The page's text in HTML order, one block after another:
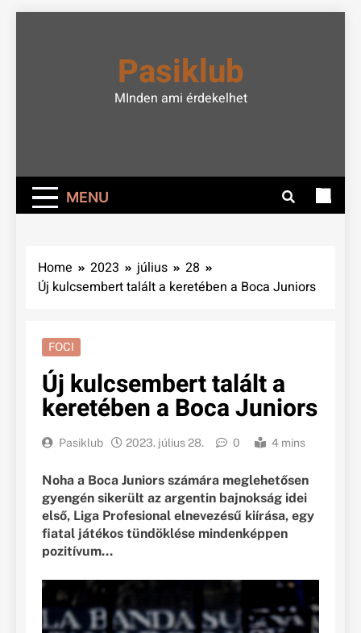
Pasiklub
MInden ami érdekelhet
MENU
Home 2023 július
28
Új kulcsembert talált a keretében a Boca Juniors
FOCI
Új kulcsembert talált a
keretében a Boca Juniors
Pasiklub 2023. július 28. 0 4 mins
Noha a Boca Juniors számára meglehetősen
gyengén sikerült az argentin bajnokság idei
első, Liga Profesional elnevezésű kiírása, egy
fiatal játékos tündöklése mindenképpen
pozitívum…